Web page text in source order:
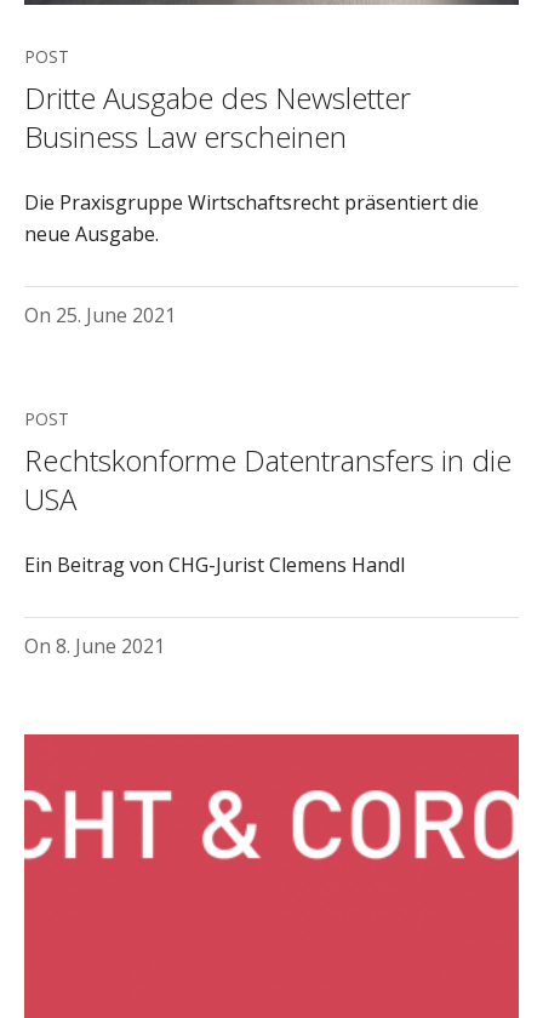
POST
Dritte Ausgabe des Newsletter
Business Law erscheinen
Die Praxisgruppe Wirtschaftsrecht präsentiert die
neue Ausgabe.
On 25. June 2021
POST
Rechtskonforme Datentransfers in die
USA
Ein Beitrag von CHG-Jurist Clemens Handl
On 8. June 2021